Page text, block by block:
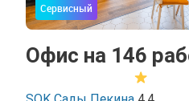
Сервисный
Офис на 146